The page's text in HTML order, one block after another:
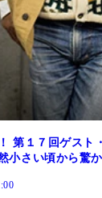
第１７回ゲスト
小さい頃から驚か